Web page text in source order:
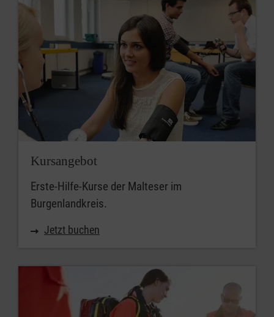
Kursangebot
Erste-Hilfe-Kurse der Malteser im
Burgenlandkreis.
Jetzt buchen